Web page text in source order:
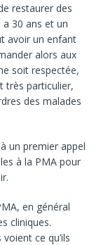
restaurer des
30 ans et un
avoir un enfant
alors aux
soit respectée,
très particulier,
des malades
un premier appel
à la PMA pour
en général
cliniques.
ce qu’ils